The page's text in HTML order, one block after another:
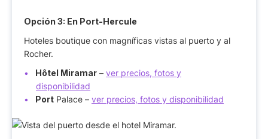
Opción 3: En Port-Hercule
Hoteles boutique con magníficas vistas al puerto y al
Rocher.
Hôtel Miramar – ver precios, fotos y
disponibilidad
Port Palace – ver precios, fotos y disponibilidad